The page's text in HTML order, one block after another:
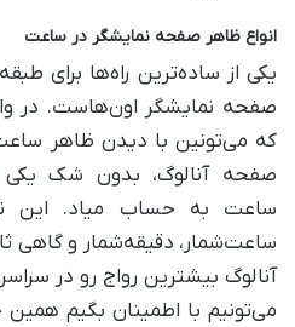
انواع ظاهر صفحه نمایشگر در ساعت
یکی از ساده‌ترین راه‌ها برای
صفحه نمایشگر اون‌هاست. در
که می‌تونین با دیدن ظاهر
صفحه آنالوگ، بدون شک
ساعت به حساب میاد. این
ساعت‌شمار، دقیقه‌شمار و
آنالوگ بیشترین رواج رو در
می‌تونیم با اطمینان بگیم